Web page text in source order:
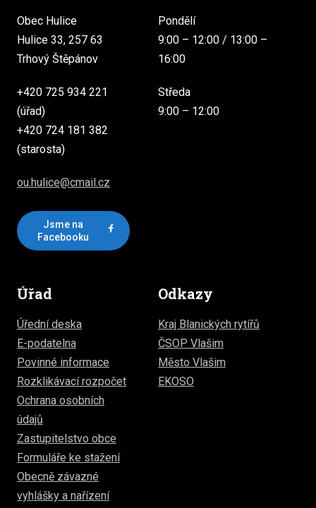
Obec Hulice
Hulice 33, 257 63
Trhový Štěpánov
+420 725 934 221
(úřad)
+420 724 181 382
(starosta)
ou.hulice@cmail.cz
Jsme na
Facebooku
Pondělí
9:00 – 12:00 / 13:00 –
16:00
Středa
9:00 – 12:00
Úřad
Úřední deska
E-podatelna
Povinné informace
Rozklikávací rozpočet
Ochrana osobních
údajů
Zastupitelstvo obce
Formuláře ke stažení
Obecně závazné
vyhlášky a nařízení
Odkazy
Kraj Blanických rytířů
ČSOP Vlašim
Město Vlašim
EKOSO